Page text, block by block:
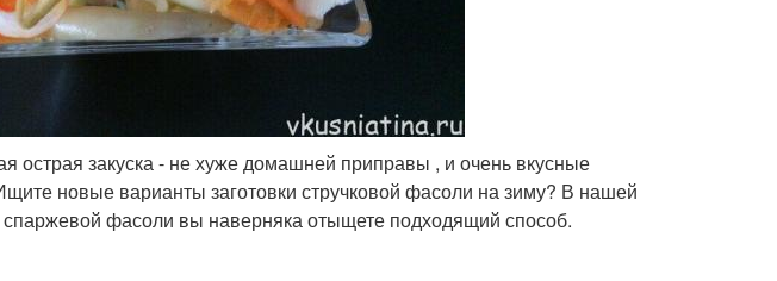
острая закуска - не хуже домашней приправы , и очень вкусные
новые варианты заготовки стручковой фасоли на зиму? В нашей
фасоли вы наверняка отыщете подходящий способ.